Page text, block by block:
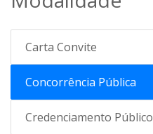
Carta Convite
Concorrência Pública
Credenciamento Público